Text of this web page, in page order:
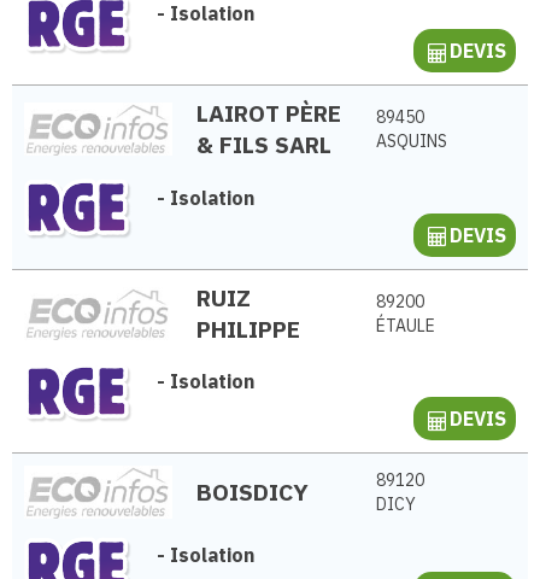
- Isolation
DEVIS
LAIROT PÈRE
& FILS SARL
89450
ASQUINS
- Isolation
DEVIS
RUIZ
PHILIPPE
89200
ÉTAULE
- Isolation
DEVIS
BOISDICY
89120
DICY
- Isolation